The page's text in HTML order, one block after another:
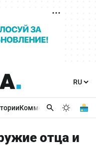
КомментарииБизнес
отца и